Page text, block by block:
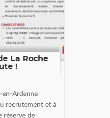
La Roche
!
en-Ardenne
recrutement et à
réserve de